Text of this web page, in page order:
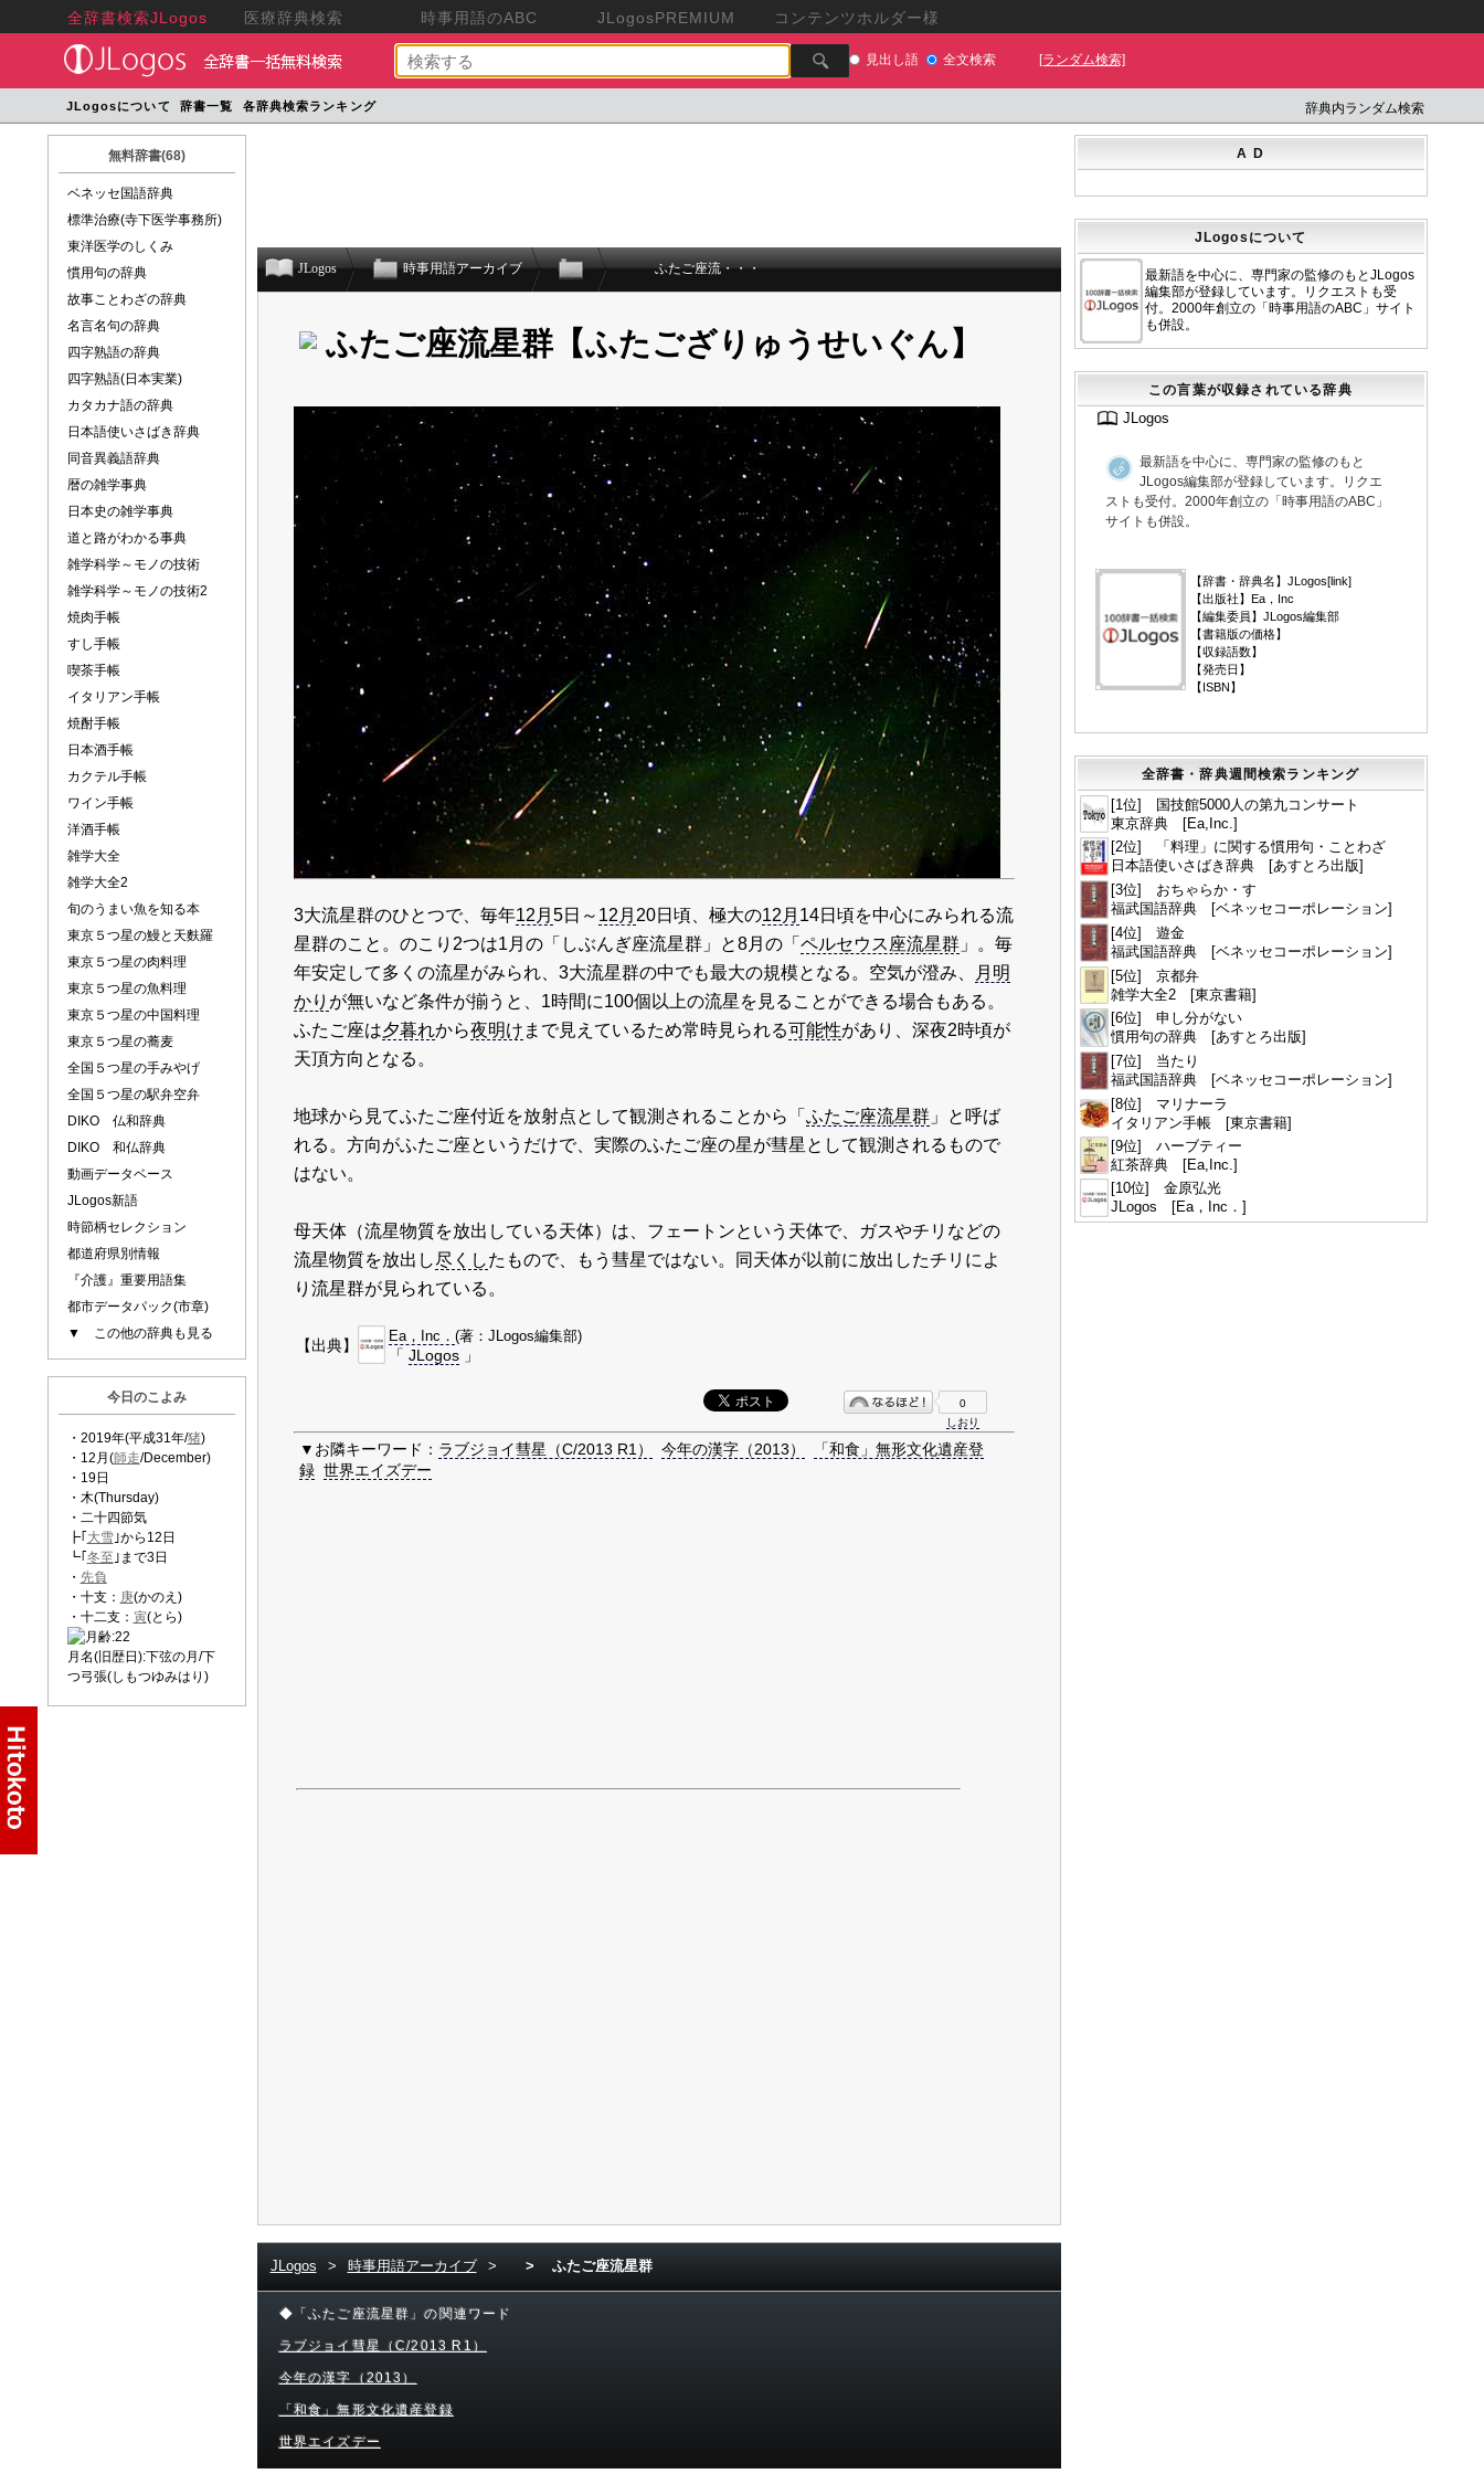
全辞書検索JLogos 医療辞典検索 時事用語のABC JLogosPREMIUM コンテンツホルダー様
見出し語 全文検索 [ランダム検索]
JLogosについて 辞書一覧 各辞典検索ランキング 辞典内ランダム検索
無料辞書(68)
ベネッセ国語辞典
標準治療(寺下医学事務所)
東洋医学のしくみ
慣用句の辞典
故事ことわざの辞典
名言名句の辞典
四字熟語の辞典
四字熟語(日本実業)
カタカナ語の辞典
日本語使いさばき辞典
同音異義語辞典
暦の雑学事典
日本史の雑学事典
道と路がわかる事典
雑学科学～モノの技術
雑学科学～モノの技術2
焼肉手帳
すし手帳
喫茶手帳
イタリアン手帳
焼酎手帳
日本酒手帳
カクテル手帳
ワイン手帳
洋酒手帳
雑学大全
雑学大全2
旬のうまい魚を知る本
東京５つ星の鰻と天麩羅
東京５つ星の肉料理
東京５つ星の魚料理
東京５つ星の中国料理
東京５つ星の蕎麦
全国５つ星の手みやげ
全国５つ星の駅弁空弁
DIKO 仏和辞典
DIKO 和仏辞典
動画データベース
JLogos新語
時節柄セレクション
都道府県別情報
『介護』重要用語集
都市データパック(市章)
▼ この他の辞典も見る
今日のこよみ
・2019年(平成31年/猪)
・12月(師走/December)
・19日
・木(Thursday)
・二十四節気
┣｢ 大雪｣から12日
┗｢ 冬至 ｣まで3日
・ 先負
・十支： 庚(かのえ)
・十二支： 寅(とら)
月名(旧歴日):下弦の月/下
つ弓張(しもつゆみはり)
JLogos 時事用語アーカイブ ふたご座流・・・
ふたご座流星群【ふたござりゅうせいぐん】
3大流星群のひとつで、毎年12月 5日～ 12月 20日頃、極大の12月 14日頃を中心にみられる流
星群のこと。のこり2つは1月の「しぶんぎ座流星群」と8月の「 ペルセウス座流星群」。毎
年安定して多くの流星がみられ、3大流星群の中でも最大の規模となる。空気が澄み、
月明
かり が無いなど条件が揃うと、1時間に100個以上の流星を見ることができる場合もある。
ふたご座は夕暮れから夜明け まで見えているため常時見られる可能性があり、深夜2時頃が
天頂方向となる。
地球から見てふたご座付近を放射点として観測されることから「 ふたご座流星群」と呼ば
れる。方向がふたご座というだけで、実際のふたご座の星が彗星として観測されるもので
はない。
母天体（流星物質を放出している天体）は、フェートンという天体で、ガスやチリなどの
流星物質を放出し尽くしたもので、もう彗星ではない。同天体が以前に放出したチリによ
り流星群が見られている。
【出典】
Ea，Inc． (著：JLogos編集部)
「 JLogos」
0
しおり
▼お隣キーワード： ラブジョイ彗星（C/2013 R1） 今年の漢字（2013）
「和食」無形文化遺産登
録 世界エイズデー
JLogos > 時事用語アーカイブ > > ふたご座流星群
◆「ふたご座流星群」の関連ワード
ラブジョイ彗星（C/2013 R1）
今年の漢字（2013）
「和食」無形文化遺産登録
世界エイズデー
A D
JLogosについて
最新語を中心に、専門家の監修のもとJLogos
編集部が登録しています。リクエストも受
付。2000年創立の「時事用語のABC」サイト
も併設。
この言葉が収録されている辞典
JLogos
最新語を中心に、専門家の監修のもと
JLogos編集部が登録しています。リクエ
ストも受付。2000年創立の「時事用語のABC」
サイトも併設。
【辞書・辞典名】JLogos[link]
【出版社】Ea，Inc
【編集委員】JLogos編集部
【書籍版の価格】
【収録語数】
【発売日】
【ISBN】
全辞書・辞典週間検索ランキング
[1位] 国技館5000人の第九コンサート
東京辞典 [Ea,Inc.]
[2位] 「料理」に関する慣用句・ことわざ
日本語使いさばき辞典 [あすとろ出版]
[3位] おちゃらか・す
福武国語辞典 [ベネッセコーポレーション]
[4位] 遊金
福武国語辞典 [ベネッセコーポレーション]
[5位] 京都弁
雑学大全2 [東京書籍]
[6位] 申し分がない
慣用句の辞典 [あすとろ出版]
[7位] 当たり
福武国語辞典 [ベネッセコーポレーション]
[8位] マリナーラ
イタリアン手帳 [東京書籍]
[9位] ハーブティー
紅茶辞典 [Ea,Inc.]
[10位] 金原弘光
JLogos [Ea，Inc．]